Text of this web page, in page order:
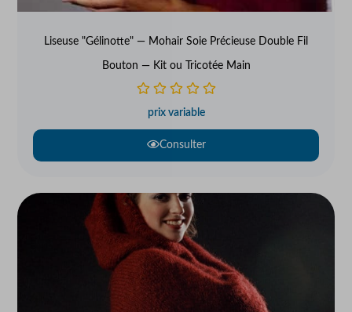
Liseuse "Gélinotte" — Mohair Soie Précieuse Double Fil
Bouton — Kit ou Tricotée Main
prix variable
Consulter